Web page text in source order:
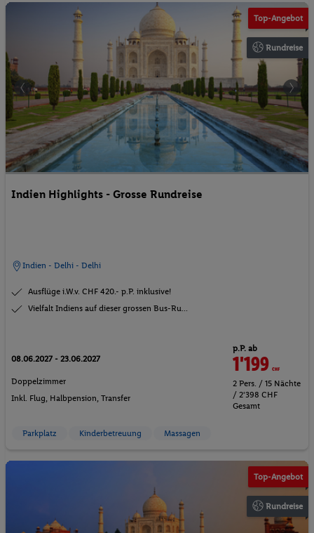
Top-Angebot
Rundreise
Indien Highlights - Grosse Rundreise
Indien - Delhi - Delhi
Ausflüge i.W.v. CHF 420.- p.P. inklusive!
Vielfalt Indiens auf dieser grossen Bus-Ru...
08.06.2027 - 23.06.2027
Doppelzimmer
Inkl. Flug, Halbpension, Transfer
p.P. ab
1'199CHF
2 Pers. / 15 Nächte
/ 2'398 CHF
Gesamt
Parkplatz Kinderbetreuung Massagen
Top-Angebot
Rundreise